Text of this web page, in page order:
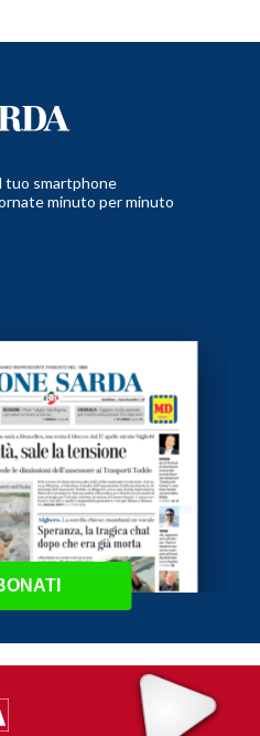
tuo smartphone
minuto per minuto